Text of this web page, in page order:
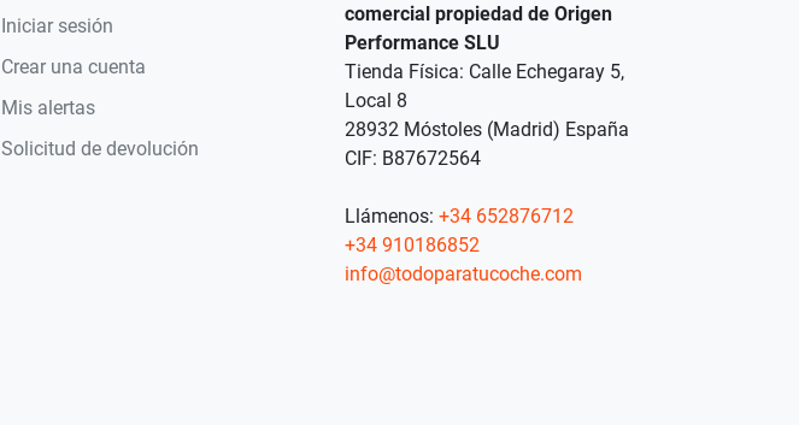
Iniciar sesión
Crear una cuenta
Mis alertas
Solicitud de devolución
comercial propiedad de Origen
Performance SLU
Tienda Física: Calle Echegaray 5,
Local 8
28932 Móstoles (Madrid) España
CIF: B87672564
Llámenos: +34 652876712
+34 910186852
info@todoparatucoche.com